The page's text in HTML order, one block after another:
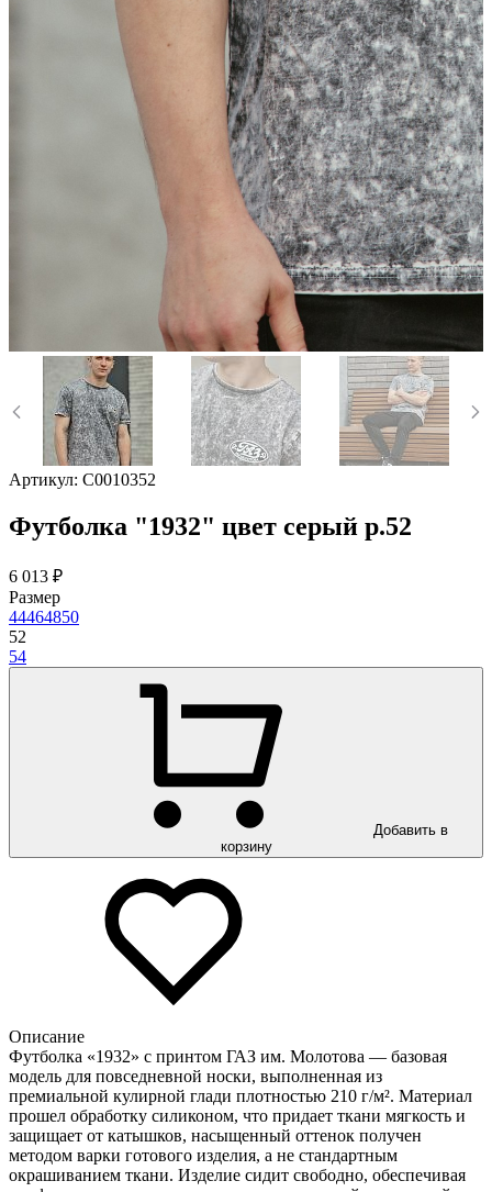
Артикул: C0010352
Футболка "1932" цвет серый р.52
6 013 ₽
Размер
44464850
52
54
Добавить в
корзину
Описание
Футболка «1932» с принтом ГАЗ им. Молотова — базовая
модель для повседневной носки, выполненная из
премиальной кулирной глади плотностью 210 г/м². Материал
прошел обработку силиконом, что придает ткани мягкость и
защищает от катышков, насыщенный оттенок получен
методом варки готового изделия, а не стандартным
окрашиванием ткани. Изделие сидит свободно, обеспечивая